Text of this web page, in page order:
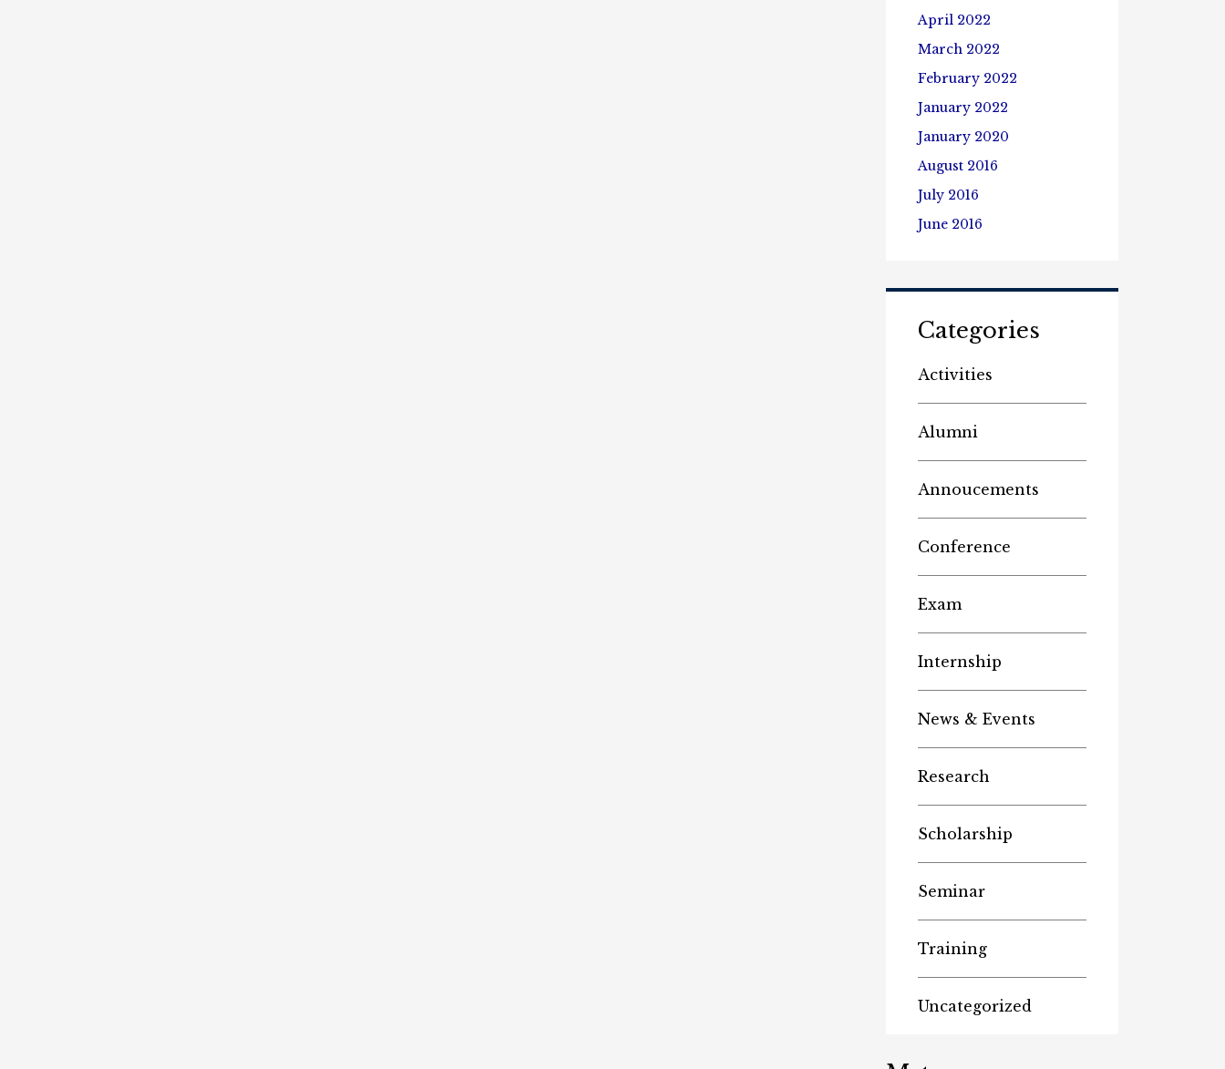
April 2022
March 2022
February 2022
January 2022
January 2020
August 2016
July 2016
June 2016
Categories
Activities
Alumni
Annoucements
Conference
Exam
Internship
News & Events
Research
Scholarship
Seminar
Training
Uncategorized